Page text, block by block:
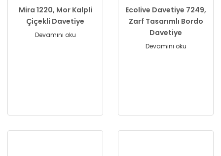
Mira 1220, Mor Kalpli
Çiçekli Davetiye
Devamını oku
Ecolive Davetiye 7249,
Zarf Tasarımlı Bordo
Davetiye
Devamını oku